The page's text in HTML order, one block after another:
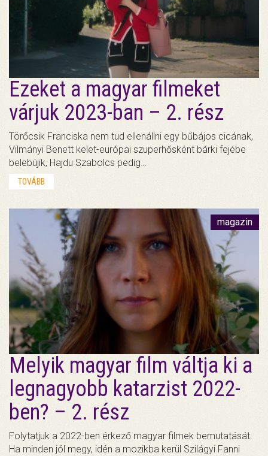
Ezeket a magyar filmeket
várjuk 2023-ban – 2. rész
Törőcsik Franciska nem tud ellenállni egy bűbájos cicának,
Vilmányi Benett kelet-európai szuperhősként bárki fejébe
belebújik, Hajdu Szabolcs pedig…
TOVÁBB
magazin
Melyik magyar film váltja ki a
legnagyobb katarzist 2022-
ben? – 2. rész
Folytatjuk a 2022-ben érkező magyar filmek bemutatását.
Ha minden jól megy, idén a mozikba kerül Szilágyi Fanni